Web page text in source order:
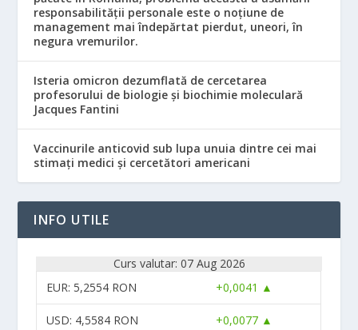
responsabilităţii personale este o noţiune de
management mai îndepărtat pierdut, uneori, în
negura vremurilor.
Isteria omicron dezumflată de cercetarea
profesorului de biologie și biochimie moleculară
Jacques Fantini
Vaccinurile anticovid sub lupa unuia dintre cei mai
stimați medici și cercetători americani
INFO UTILE
Curs valutar: 07 Aug 2026
EUR: 5,2554 RON +0,0041 ▲
USD: 4,5584 RON +0,0077 ▲